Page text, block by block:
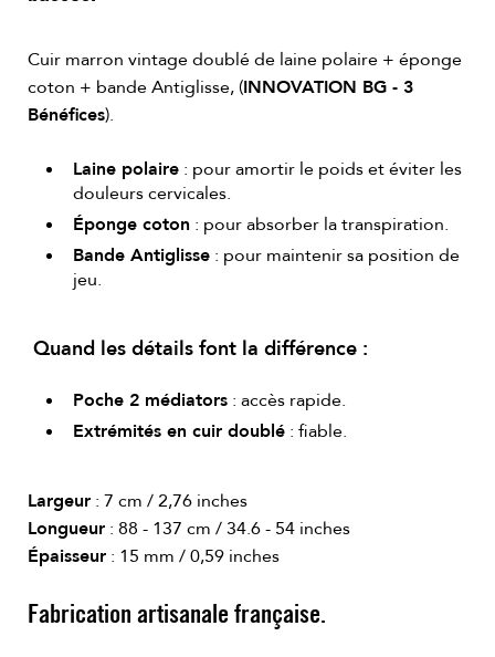
Cuir marron vintage doublé de laine polaire + éponge
coton + bande Antiglisse, (INNOVATION BG - 3
Bénéfices).
Laine polaire : pour amortir le poids et éviter les
douleurs cervicales.
Éponge coton : pour absorber la transpiration.
Bande Antiglisse : pour maintenir sa position de
jeu.
Quand les détails font la différence :
Poche 2 médiators : accès rapide.
Extrémités en cuir doublé : fiable.
Largeur : 7 cm / 2,76 inches
Longueur : 88 - 137 cm / 34.6 - 54 inches
Épaisseur : 15 mm / 0,59 inches
Fabrication artisanale française.